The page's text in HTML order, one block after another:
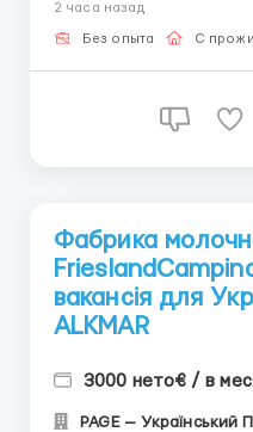
підбору вакансії: Головний Рекрутер: Віталій
Шевченко Телефон для консультацій \ для підбору
2 часа назад
Без опыта С
Фабрика
вакансія для
ALKMAR
3000 нето€ / в
PAGE — Український